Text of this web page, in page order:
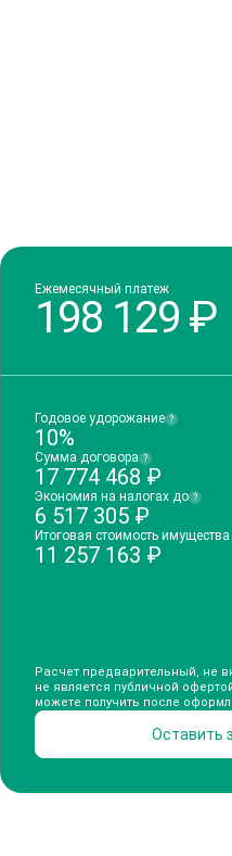
Ежемесячный платеж
198 129 ₽
Годовое удорожание ?
10%
Сумма договора ?
17 774 468 ₽
Экономия на налогах до ?
6 517 305 ₽
Итоговая стоимость имущества
11 257 163 ₽
Расчет предварительный, не
не является публичной
можете получить после
Оставить